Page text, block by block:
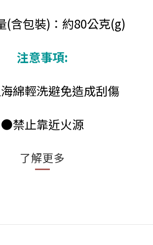
(含包裝)：約80公克(g)
注意事項:
綿輕洗避免造成刮傷
●禁止靠近火源
了解更多